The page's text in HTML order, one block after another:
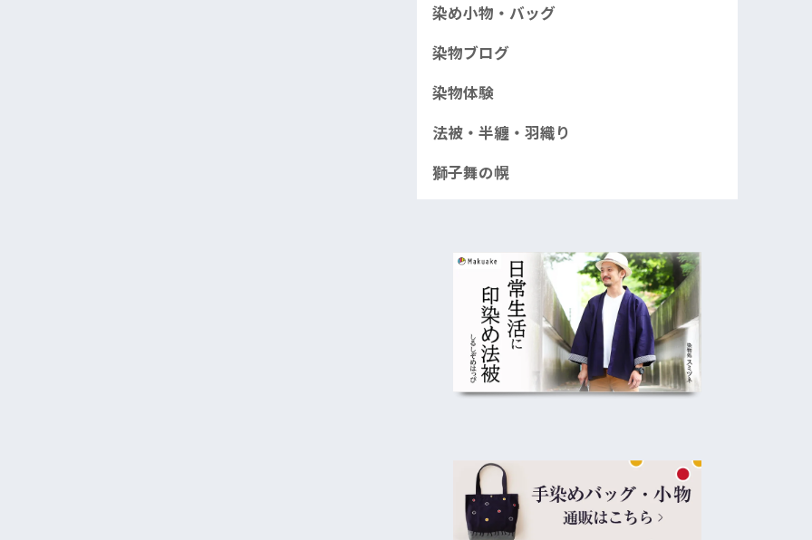
染め小物・バッグ
染物ブログ
染物体験
法被・半纏・羽織り
獅子舞の幌